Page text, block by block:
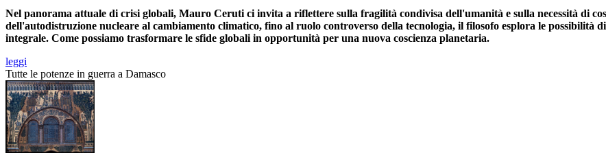
Nel panorama attuale di crisi globali, Mauro Ceruti ci invita a riflettere sulla fragilità condivisa dell'umanità e sulla necessità di
dell'autodistruzione nucleare al cambiamento climatico, fino al ruolo controverso della tecnologia, il filosofo esplora le
integrale. Come possiamo trasformare le sfide globali in opportunità per una nuova coscienza planetaria.
leggi
Tutte le potenze in guerra a Damasco